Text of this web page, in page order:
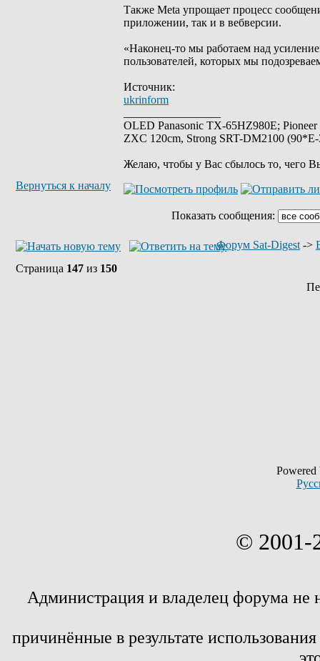
Также Meta упрощает процесс
приложении, так и в вебверсии.
«Наконец-то мы работаем над
пользователей, которых мы
Источник:
ukrinform
OLED Panasonic TX-65HZ980E;
ZXC 120cm, Strong SRT-DM2100
Желаю, чтобы у Вас сбылось то, чего
Вернуться к началу
Показать сообщения:
Форум Sat-Digest ->
Страница 147 из 150
© 2001-
Администрация и владелец форума не
причинённые в результате